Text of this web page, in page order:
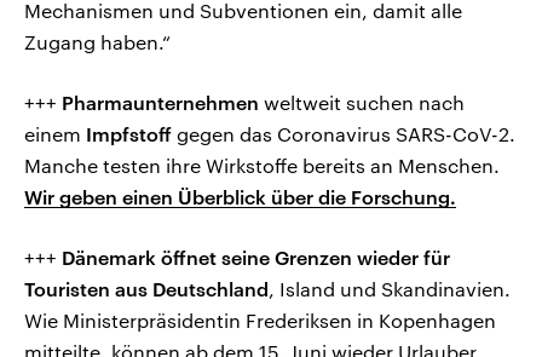
Mechanismen und Subventionen ein, damit alle
Zugang haben.“
+++ Pharmaunternehmen weltweit suchen nach
einem Impfstoff gegen das Coronavirus SARS-CoV-2.
Manche testen ihre Wirkstoffe bereits an Menschen.
Wir geben einen Überblick über die Forschung.
+++ Dänemark öffnet seine Grenzen wieder für
Touristen aus Deutschland, Island und Skandinavien.
Wie Ministerpräsidentin Frederiksen in Kopenhagen
mitteilte, können ab dem 15. Juni wieder Urlauber